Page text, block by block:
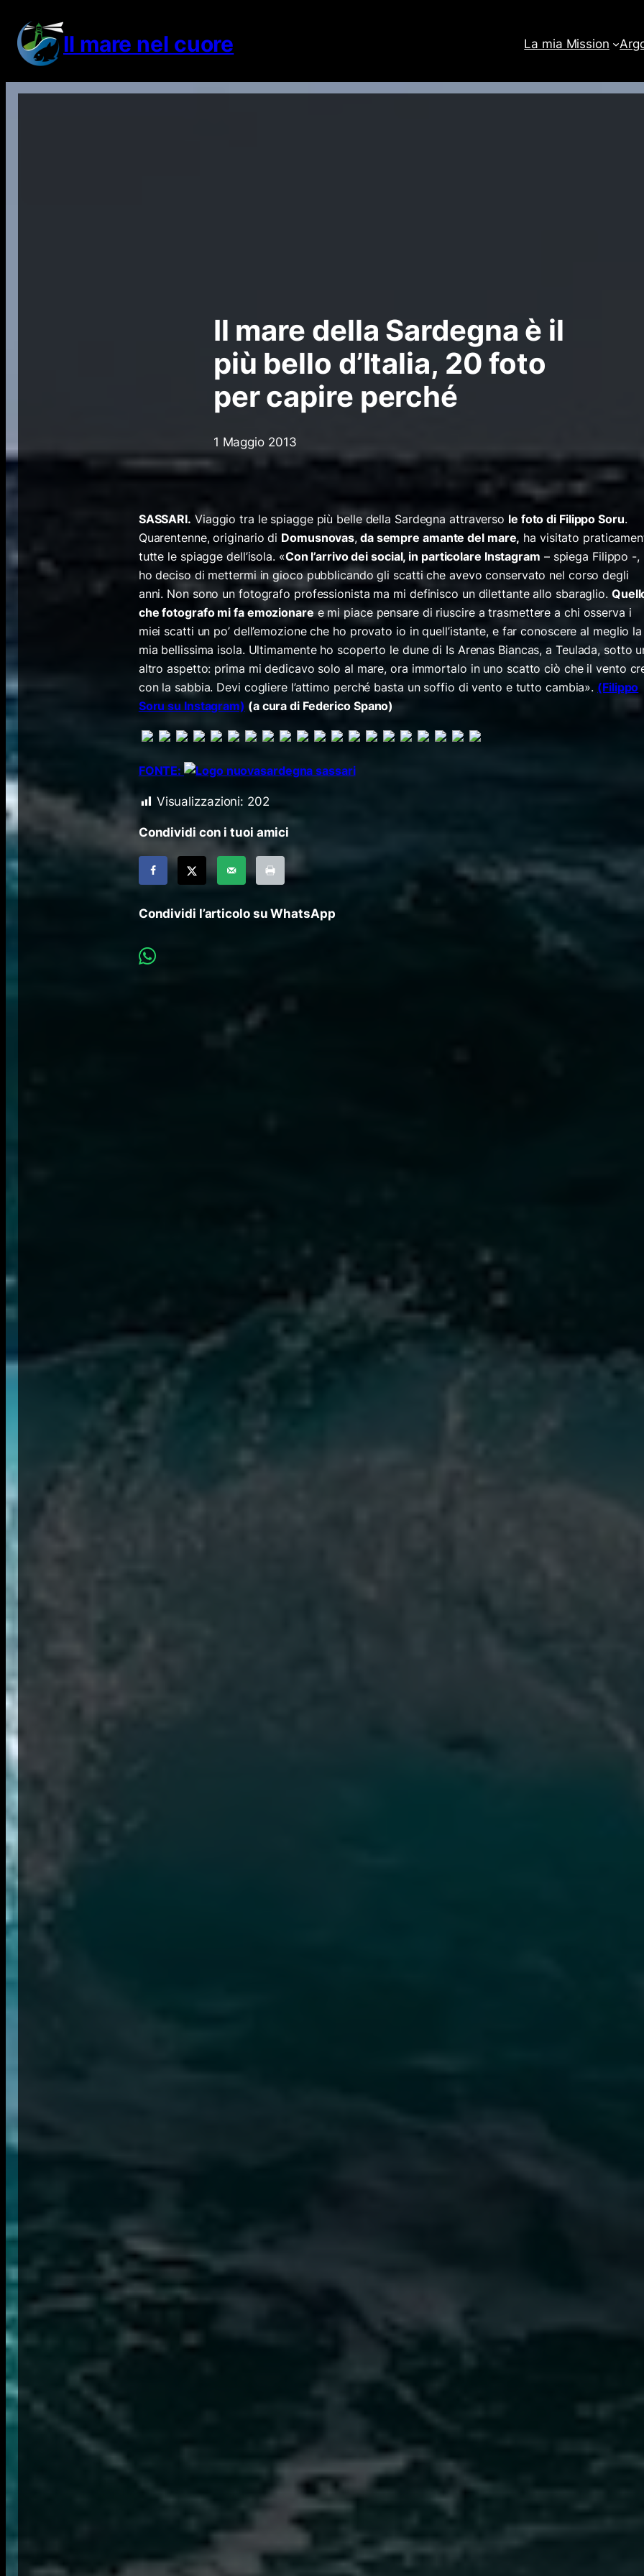
contenuto Il mare nel cuore La mia Mission
Il mare della Sardegna è il
più bello d’Italia, 20 foto
per capire perché
1 Maggio 2013
SASSARI. Viaggio tra le spiagge più belle della Sardegna attraverso le foto di Filippo Soru.
Quarentenne, originario di Domusnovas, da sempre amante del mare, ha visitato
tutte le spiagge dell’isola. «Con l’arrivo dei social, in particolare Instagram – spiega Filippo -,
ho deciso di mettermi in gioco pubblicando gli scatti che avevo conservato nel corso degli
anni. Non sono un fotografo professionista ma mi definisco un dilettante allo sbaraglio.
che fotografo mi fa emozionare e mi piace pensare di riuscire a trasmettere a chi osserva i
miei scatti un po’ dell’emozione che ho provato io in quell’istante, e far conoscere al meglio la
mia bellissima isola. Ultimamente ho scoperto le dune di Is Arenas Biancas, a Teulada, sotto
altro aspetto: prima mi dedicavo solo al mare, ora immortalo in uno scatto ciò che il vento
con la sabbia. Devi cogliere l’attimo perché basta un soffio di vento e tutto cambia». (Filippo
Soru su Instagram) (a cura di Federico Spano)
FONTE:
Visualizzazioni: 202
Condividi con i tuoi amici
Condividi l’articolo su WhatsApp